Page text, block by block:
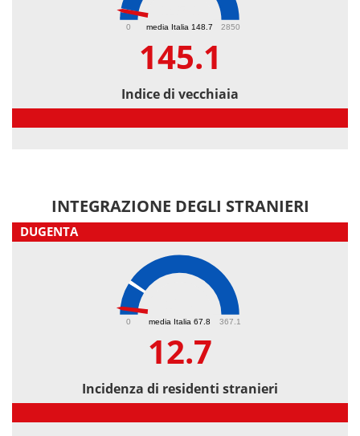
media Italia 148.7
0 2850
145.1
Indice di vecchiaia
INTEGRAZIONE DEGLI STRANIERI
DUGENTA
media Italia 67.8
0 367.1
12.7
Incidenza di residenti stranieri